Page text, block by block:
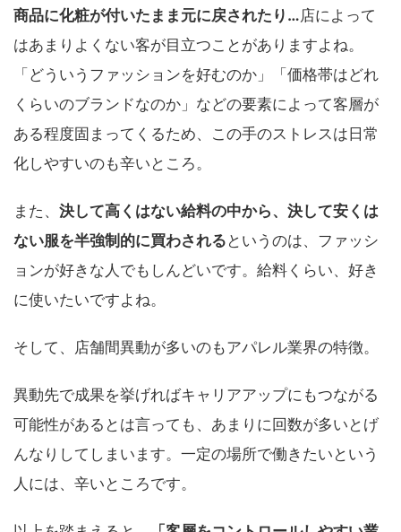
商品に化粧が付いたまま元に戻されたり…店によって
はあまりよくない客が目立つことがありますよね。
「どういうファッションを好むのか」「価格帯はどれ
くらいのブランドなのか」などの要素によって客層が
ある程度固まってくるため、この手のストレスは日常
化しやすいのも辛いところ。
また、 決して高くはない給料の中から、決して安くは
ない服を半強制的に買わされる というのは、ファッシ
ョンが好きな人でもしんどいです。給料くらい、好き
に使いたいですよね。
そして、店舗間異動が多いのもアパレル業界の特徴。
異動先で成果を挙げればキャリアアップにもつながる
可能性があるとは言っても、あまりに回数が多いとげ
んなりしてしまいます。一定の場所で働きたいという
人には、辛いところです。